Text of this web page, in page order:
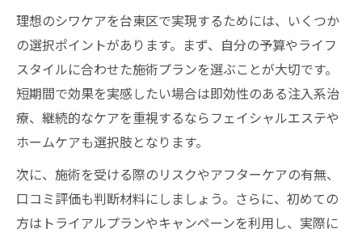
理想のシワケアを台東区で実現するためには、いくつか
の選択ポイントがあります。まず、自分の予算やライフ
スタイルに合わせた施術プランを選ぶことが大切です。
短期間で効果を実感したい場合は即効性のある注入系治
療、継続的なケアを重視するならフェイシャルエステや
ホームケアも選択肢となります。
次に、施術を受ける際のリスクやアフターケアの有無、
口コミ評価も判断材料にしましょう。さらに、初めての
方はトライアルプランやキャンペーンを利用し、実際に